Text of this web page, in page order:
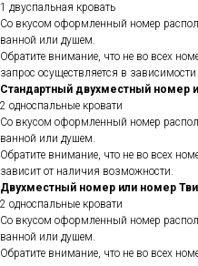
1 двуспальная кровать
Со вкусом оформленный номер
ванной или душем.
Обратите внимание, что не во всех
запрос осуществляется в
Стандартный двухместный номер
2 односпальные кровати
Со вкусом оформленный номер
ванной или душем.
Обратите внимание, что не во всех
зависит от наличия возможности.
Двухместный номер или номер
2 односпальные кровати
Со вкусом оформленный номер
ванной или душем.
Обратите внимание, что не во всех